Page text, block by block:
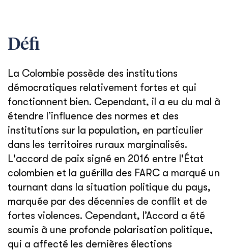
Défi
La Colombie possède des institutions
démocratiques relativement fortes et qui
fonctionnent bien. Cependant, il a eu du mal à
étendre l’influence des normes et des
institutions sur la population, en particulier
dans les territoires ruraux marginalisés.
L'accord de paix signé en 2016 entre l'État
colombien et la guérilla des FARC a marqué un
tournant dans la situation politique du pays,
marquée par des décennies de conflit et de
fortes violences. Cependant, l’Accord a été
soumis à une profonde polarisation politique,
qui a affecté les dernières élections